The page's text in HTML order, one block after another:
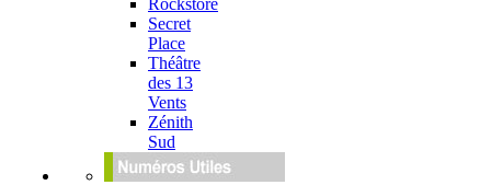
Rockstore
Secret
Place
Théâtre
des 13
Vents
Zénith
Sud